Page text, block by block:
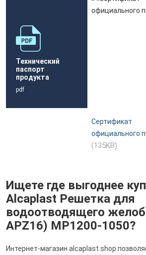
Технический
паспорт
продукта
pdf
Сертификат
официального
(135KB)
Ищете где выгоднее
Alcaplast Решетка для
водоотводящего
APZ16) MP1200-1050?
Интернет-магазин alcaplast.shop